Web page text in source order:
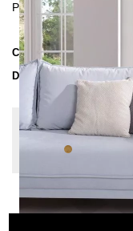
Prices incl. VAT
Collection
Delivery Time
Change configuration
Oak